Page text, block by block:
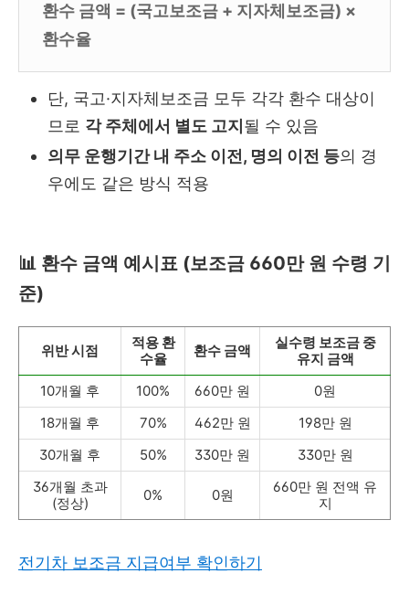
환수 금액 = (국고보조금 + 지자체보조금) ×
환수율
단, 국고·지자체보조금 모두 각각 환수 대상이
므로 각 주체에서 별도 고지 될 수 있음
의무 운행기간 내 주소 이전, 명의 이전 등의 경
우에도 같은 방식 적용
📊 환수 금액 예시표 (보조금 660만 원 수령 기
준)
위반 시점
적용 환
수율
환수 금액
실수령 보조금 중
유지 금액
10개월 후
100% 660만 원
0원
18개월 후
70% 462만 원
198만 원
30개월 후
50% 330만 원
330만 원
36개월 초과
(정상)
0% 0원
660만 원 전액 유
지
전기차 보조금 지급여부 확인하기